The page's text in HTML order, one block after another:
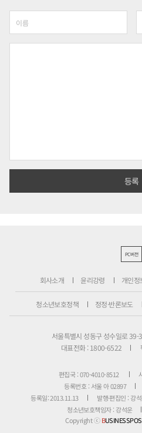
PC버전
회사소개 윤리강령 개인정
청소년보호정책 정정·반론보도
서울특별시 성동구 성수일로
대표전화 : 1800-6522
편집국 : 070-4010-8512
등록번호 : 서울 아 02897
등록일: 2013.11.13
발행·편집인 : 강
청소년보호책임자 : 강석운
Copyright ⓒB